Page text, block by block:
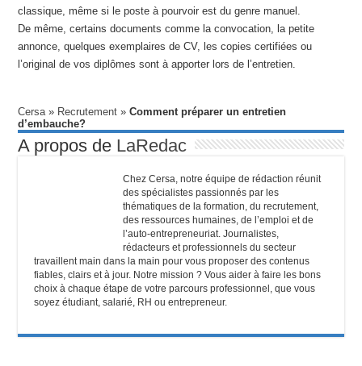
classique, même si le poste à pourvoir est du genre manuel.
De même, certains documents comme la convocation, la petite
annonce, quelques exemplaires de CV, les copies certifiées ou
l’original de vos diplômes sont à apporter lors de l’entretien.
Cersa» Recrutement »Comment préparer un entretien
d’embauche?
A propos de LaRedac
Chez Cersa, notre équipe de rédaction réunit
des spécialistes passionnés par les
thématiques de la formation, du recrutement,
des ressources humaines, de l’emploi et de
l’auto-entrepreneuriat. Journalistes,
rédacteurs et professionnels du secteur
travaillent main dans la main pour vous proposer des contenus
fiables, clairs et à jour. Notre mission ? Vous aider à faire les bons
choix à chaque étape de votre parcours professionnel, que vous
soyez étudiant, salarié, RH ou entrepreneur.